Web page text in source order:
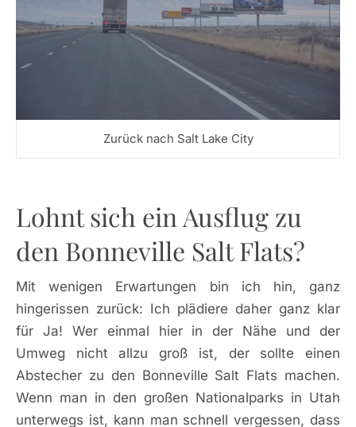
Zurück nach Salt Lake City
Lohnt sich ein Ausflug zu
den Bonneville Salt Flats?
Mit wenigen Erwartungen bin ich hin, ganz
hingerissen zurück: Ich plädiere daher ganz klar
für Ja! Wer einmal hier in der Nähe und der
Umweg nicht allzu groß ist, der sollte einen
Abstecher zu den Bonneville Salt Flats machen.
Wenn man in den großen Nationalparks in Utah
unterwegs ist, kann man schnell vergessen, dass